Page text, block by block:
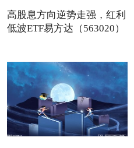
高股息方向逆势走强，红利
低波ETF易方达（563020）